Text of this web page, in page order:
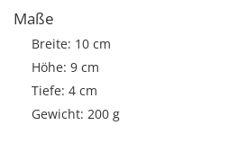
Maße
Breite: 10 cm
Höhe: 9 cm
Tiefe: 4 cm
Gewicht: 200 g